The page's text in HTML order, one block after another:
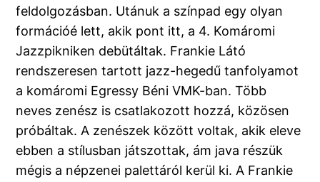
feldolgozásban. Utánuk a színpad egy olyan
formációé lett, akik pont itt, a 4. Komáromi
Jazzpikniken debütáltak. Frankie Látó
rendszeresen tartott jazz-hegedű tanfolyamot
a komáromi Egressy Béni VMK-ban. Több
neves zenész is csatlakozott hozzá, közösen
próbáltak. A zenészek között voltak, akik eleve
ebben a stílusban játszottak, ám java részük
mégis a népzenei palettáról kerül ki. A Frankie